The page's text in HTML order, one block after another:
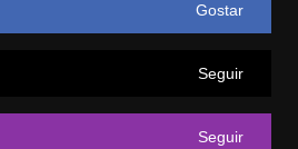
Gostar
Seguir
Seguir